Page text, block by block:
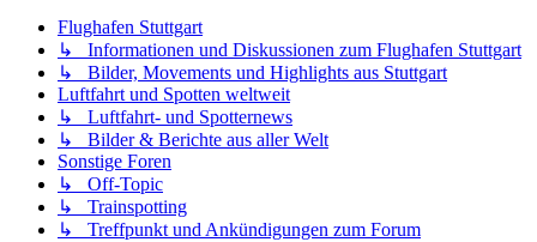
Flughafen Stuttgart
↳ Informationen und Diskussionen zum Flughafen Stuttgart
↳ Bilder, Movements und Highlights aus Stuttgart
Luftfahrt und Spotten weltweit
↳ Luftfahrt- und Spotternews
↳ Bilder & Berichte aus aller Welt
Sonstige Foren
↳ Off-Topic
↳ Trainspotting
↳ Treffpunkt und Ankündigungen zum Forum